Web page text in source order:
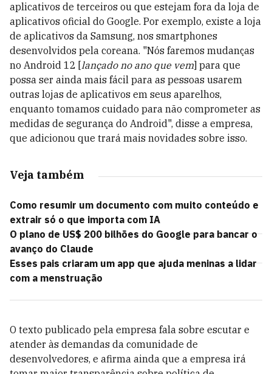
aplicativos de terceiros ou que estejam fora da loja de
aplicativos oficial do Google. Por exemplo, existe a loja
de aplicativos da Samsung, nos smartphones
desenvolvidos pela coreana. "Nós faremos mudanças
no Android 12 [lançado no ano que vem] para que
possa ser ainda mais fácil para as pessoas usarem
outras lojas de aplicativos em seus aparelhos,
enquanto tomamos cuidado para não comprometer as
medidas de segurança do Android", disse a empresa,
que adicionou que trará mais novidades sobre isso.
Veja também
Como resumir um documento com muito conteúdo e
extrair só o que importa com IA
O plano de US$ 200 bilhões do Google para bancar o
avanço do Claude
Esses pais criaram um app que ajuda meninas a lidar
com a menstruação
O texto publicado pela empresa fala sobre escutar e
atender às demandas da comunidade de
desenvolvedores, e afirma ainda que a empresa irá